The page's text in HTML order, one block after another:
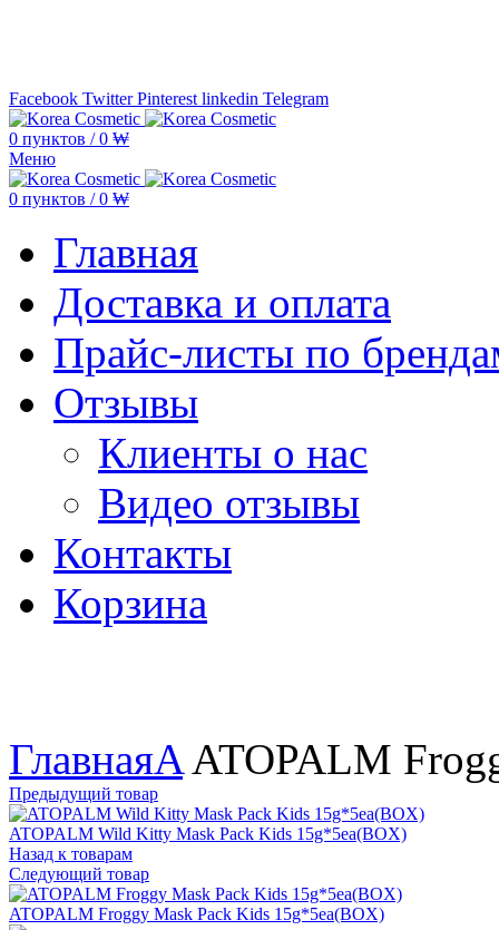
Facebook Twitter Pinterest linkedin Telegram
0 пунктов / 0 ₩
Меню
0 пунктов / 0 ₩
Главная
Доставка и оплата
Прайс-листы по
Отзывы
Клиенты о нас
Видео отзывы
Контакты
Корзина
ГлавнаяAATOPALM
Предыдущий товар
ATOPALM Wild Kitty Mask Pack Kids 15g*5ea(BOX)
Назад к товарам
Следующий товар
ATOPALM Froggy Mask Pack Kids 15g*5ea(BOX)